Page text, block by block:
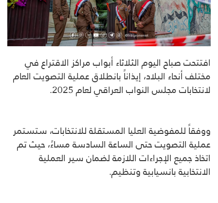
افتتحت صباح اليوم الثلاثاء أبواب مراكز الاقتراع في
مختلف أنحاء البلاد، إيذاناً بانطلاق عملية التصويت العام
لانتخابات مجلس النواب العراقي لعام 2025.
ووفقاً للمفوضية العليا المستقلة للانتخابات، ستستمر
عملية التصويت حتى الساعة السادسة مساءً، حيث تم
اتخاذ جميع الإجراءات اللازمة لضمان سير العملية
الانتخابية بانسيابية وتنظيم.